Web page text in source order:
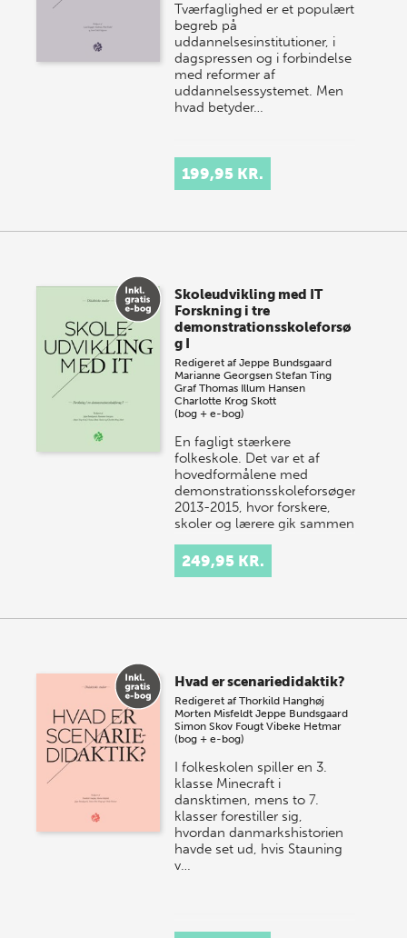
Tværfaglighed er et populært
begreb på
uddannelsesinstitutioner, i
dagspressen og i forbindelse
med reformer af
uddannelsessystemet. Men
hvad betyder…
199,95 KR.
Skoleudvikling med IT
Forskning i tre
demonstrationsskoleforsø
g I
Redigeret afJeppe Bundsgaard
Marianne Georgsen Stefan Ting
Graf Thomas Illum Hansen
Charlotte Krog Skott
(bog + e-bog)
En fagligt stærkere
folkeskole. Det var et af
hovedformålene med
demonstrationsskoleforsøgene
2013-2015, hvor forskere,
skoler og lærere gik sammen
249,95 KR.
Hvad er scenariedidaktik?
Redigeret afThorkild Hanghøj
Morten Misfeldt Jeppe Bundsgaard
Simon Skov Fougt Vibeke Hetmar
(bog + e-bog)
I folkeskolen spiller en 3.
klasse Minecraft i
dansktimen, mens to 7.
klasser forestiller sig,
hvordan danmarkshistorien
havde set ud, hvis Stauning
v…